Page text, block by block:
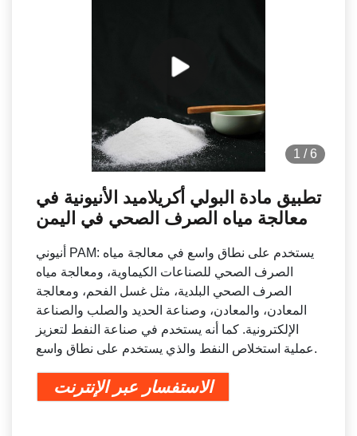
1 / 6
تطبيق مادة البولي أكريلاميد الأنيونية في
معالجة مياه الصرف الصحي في اليمن
أنيوني PAM: يستخدم على نطاق واسع في معالجة مياه
الصرف الصحي للصناعات الكيماوية، ومعالجة مياه
الصرف الصحي البلدية، مثل غسل الفحم، ومعالجة
المعادن، والمعادن، وصناعة الحديد والصلب والصناعة
الإلكترونية. كما أنه يستخدم في صناعة النفط لتعزيز
عملية استخلاص النفط والذي يستخدم على نطاق واسع.
الاستفسار عبر الإنترنت